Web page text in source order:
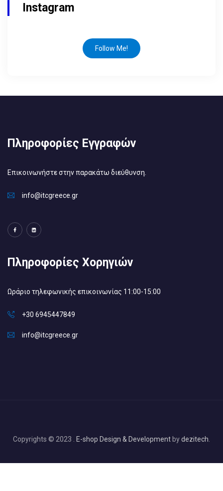
Instagram
Follow Me!
Πληροφορίες Εγγραφών
Επικοινωνήστε στην παρακάτω διεύθυνση.
info@itcgreece.gr
Πληροφορίες Χορηγιών
Ωράριο τηλεφωνικής επικοινωνίας 11:00-15:00
+30 6945447849
info@itcgreece.gr
Copyrights © 2023 . E-shop Design & Development bydezitech